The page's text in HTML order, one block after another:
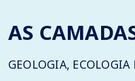
AS
GEOLOGIA,